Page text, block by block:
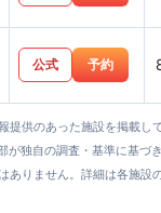
公式 予約
提供のあった施設を掲載し
独自の調査・基準に基づ
ありません。詳細は各施設